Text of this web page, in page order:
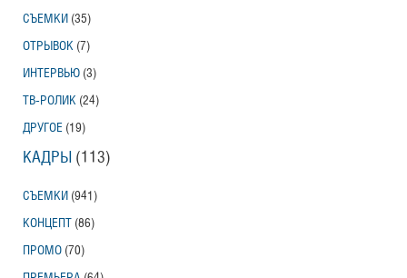
СЪЕМКИ (35)
ОТРЫВОК (7)
ИНТЕРВЬЮ (3)
ТВ-РОЛИК (24)
ДРУГОЕ (19)
КАДРЫ (113)
СЪЕМКИ (941)
КОНЦЕПТ (86)
ПРОМО (70)